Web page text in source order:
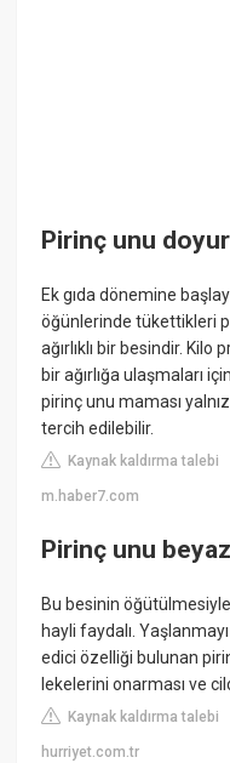
Pirinç unu
Ek gıda dönemine
öğünlerinde tükettikleri
ağırlıklı bir besindir.
bir ağırlığa ulaşmaları
pirinç unu maması
tercih edilebilir.
Kaynak kaldırma talebi
m.haber7.com
Pirinç unu
Bu besinin
hayli faydalı.
edici özelliği bulunan
lekelerini onarması ve
Kaynak kaldırma talebi
hurriyet.com.tr